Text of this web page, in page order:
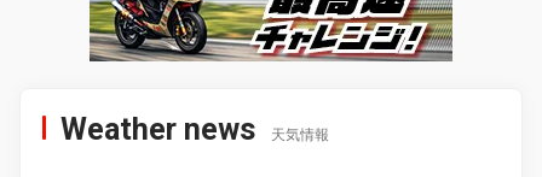
Weather news 天気情報